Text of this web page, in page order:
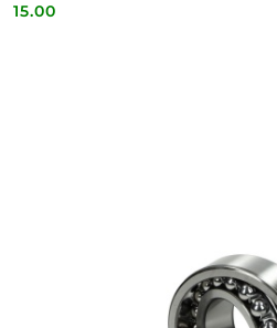
Cena:
15.00